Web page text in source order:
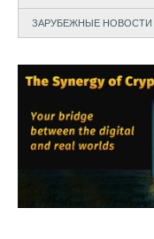
ЗАРУБЕЖНЫЕ НОВОСТИ